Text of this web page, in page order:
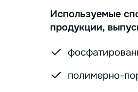
Используемые
продукции,
полимерно-